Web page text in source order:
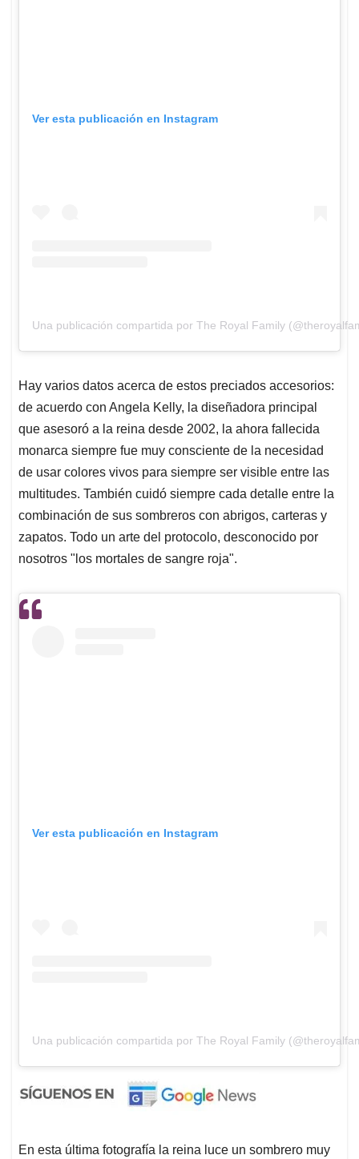
Ver esta publicación en Instagram
Una publicación compartida por The Royal Family
Hay varios datos acerca de estos preciados accesorios:
de acuerdo con Angela Kelly, la diseñadora principal
que asesoró a la reina desde 2002, la ahora fallecida
monarca siempre fue muy consciente de la necesidad
de usar colores vivos para siempre ser visible entre las
multitudes. También cuidó siempre cada detalle entre la
combinación de sus sombreros con abrigos, carteras y
zapatos. Todo un arte del protocolo, desconocido por
nosotros "los mortales de sangre roja".
Ver esta publicación en Instagram
Una publicación compartida por The Royal Family
En esta última fotografía la reina luce un sombrero muy